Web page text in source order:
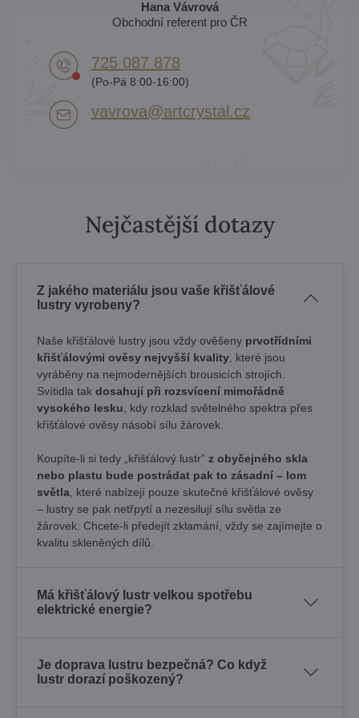
Hana Vávrová
Obchodní referent pro ČR
725 087 878​
(Po-Pá 8:00-16:00)
vavrova​@artcrystal​.cz
Nejčastější dotazy
Z jakého materiálu jsou vaše křišťálové
lustry vyrobeny?
Naše křišťálové lustry jsou vždy ověšeny prvotřídními
křišťálovými ověsy nejvyšší kvality , které jsou
vyráběny na nejmodernějších brousicích strojích.
Svítidla tak dosahují při rozsvícení mimořádně
vysokého lesku , kdy rozklad světelného spektra přes
křišťálové ověsy násobí sílu žárovek. ​
Koupíte-li si tedy „křišťálový lustr" z obyčejného skla
nebo plastu bude postrádat pak to zásadní – lom
světla , které nabízejí pouze skutečné křišťálové ověsy
– lustry se pak netřpytí a nezesilují sílu světla ze
žárovek. Chcete-li předejít zklamání, vždy se zajímejte o
kvalitu skleněných dílů.
Má křišťálový lustr velkou spotřebu
elektrické energie?
Je doprava lustru bezpečná? Co když
lustr dorazí poškozený?